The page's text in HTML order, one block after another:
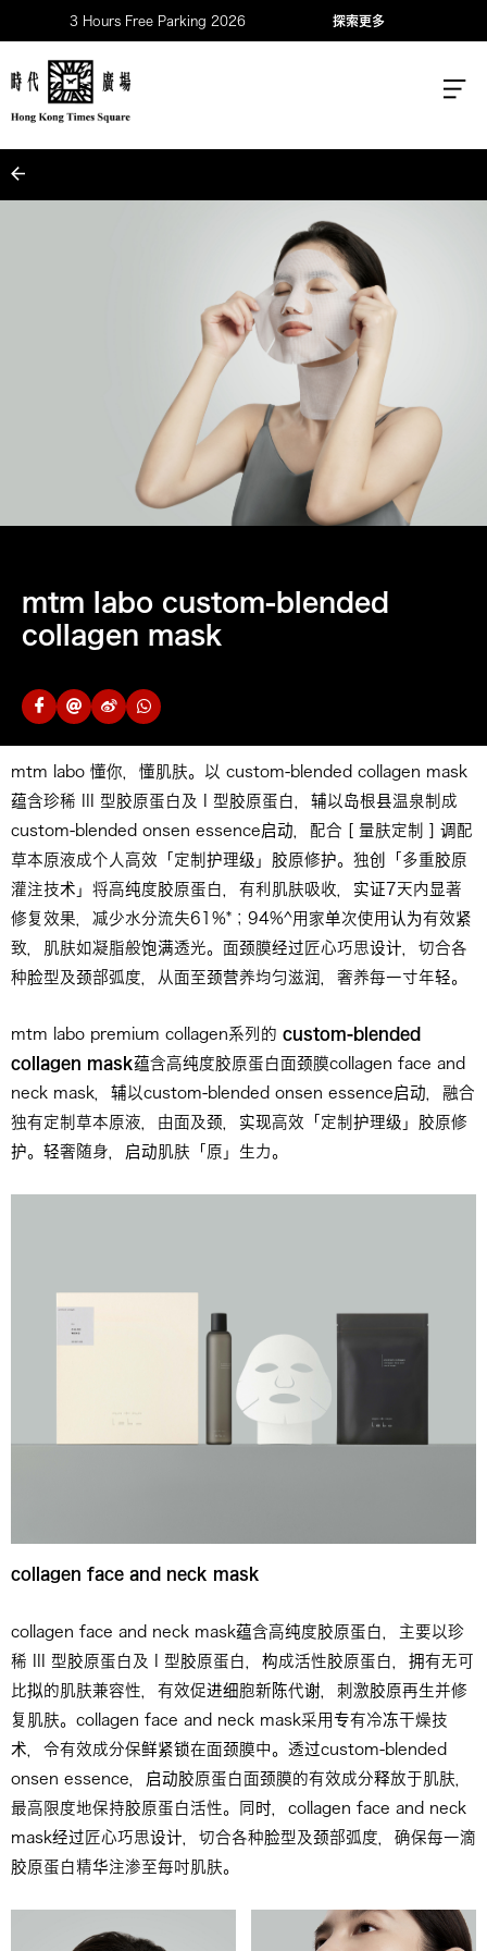
3 Hours Free Parking 2026 探索更多
mtm labo custom-blended
collagen mask
mtm labo 懂你，懂肌肤。以 custom-blended collagen mask
蕴含珍稀 III 型胶原蛋白及 I 型胶原蛋白，辅以岛根县温泉制成
custom-blended onsen essence启动，配合 [ 量肤定制 ] 调配
草本原液成个人高效「定制护理级」胶原修护。独创「多重胶原
灌注技术」将高纯度胶原蛋白，有利肌肤吸收，实证7天内显著
修复效果，减少水分流失61%*；94%^用家单次使用认为有效紧
致，肌肤如凝脂般饱满透光。面颈膜经过匠心巧思设计，切合各
种脸型及颈部弧度，从面至颈营养均匀滋润，奢养每一寸年轻。
mtm labo premium collagen系列的 custom-blended
collagen mask蕴含高纯度胶原蛋白面颈膜collagen face and
neck mask，辅以custom-blended onsen essence启动，融合
独有定制草本原液，由面及颈，实现高效「定制护理级」胶原修
护。轻奢随身，启动肌肤「原」生力。
collagen face and neck mask
collagen face and neck mask蕴含高纯度胶原蛋白，主要以珍
稀 III 型胶原蛋白及 I 型胶原蛋白，构成活性胶原蛋白，拥有无可
比拟的肌肤兼容性，有效促进细胞新陈代谢，刺激胶原再生并修
复肌肤。collagen face and neck mask采用专有冷冻干燥技
术，令有效成分保鲜紧锁在面颈膜中。透过custom-blended
onsen essence，启动胶原蛋白面颈膜的有效成分释放于肌肤，
最高限度地保持胶原蛋白活性。同时，collagen face and neck
mask经过匠心巧思设计，切合各种脸型及颈部弧度，确保每一滴
胶原蛋白精华注渗至每吋肌肤。